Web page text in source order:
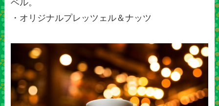
ベル。
・オリジナルプレッツェル＆ナッツ